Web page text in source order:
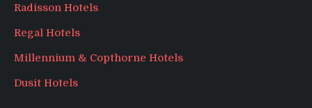
Radisson Hotels
Regal Hotels
Millennium & Copthorne Hotels
Dusit Hotels